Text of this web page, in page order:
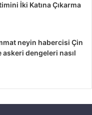
İki Katına Çıkarma
neyin habercisi Çin
askeri dengeleri nasıl